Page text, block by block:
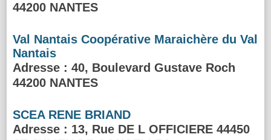
44200 NANTES
Val Nantais Coopérative Maraichère du Val
Nantais
Adresse : 40, Boulevard Gustave Roch
44200 NANTES
SCEA RENE BRIAND
Adresse : 13, Rue DE L OFFICIERE 44450